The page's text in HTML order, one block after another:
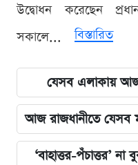
উদ্বোধন করেছেন
সকালে...
বিস্তারিত
যেসব এলাকায় আজ
আজ রাজধানীতে যেসব
‘বাহাত্তর-পঁচাত্তর’